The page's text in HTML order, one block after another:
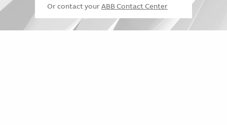
Or contact your ABB Contact Center